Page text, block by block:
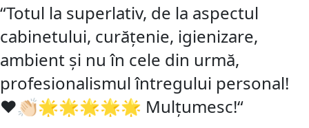
“Totul la superlativ, de la aspectul
cabinetului, curățenie, igienizare,
ambient și nu în cele din urmă,
profesionalismul întregului personal!
❤️👏🏻🌟🌟🌟🌟🌟 Mulțumesc!“